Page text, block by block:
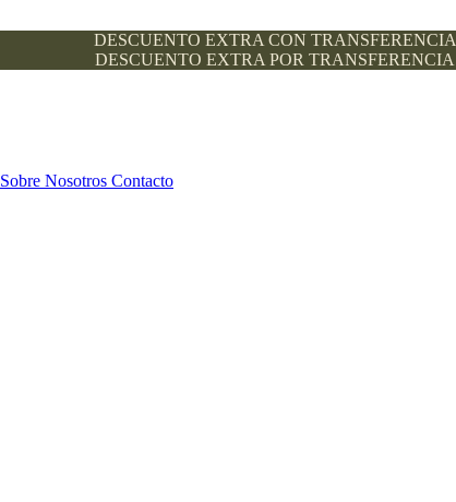
DESCUENTO EXTRA CON TRANSFERENCIA
DESCUENTO EXTRA POR TRANSFERENCIA
Sobre Nosotros Contacto